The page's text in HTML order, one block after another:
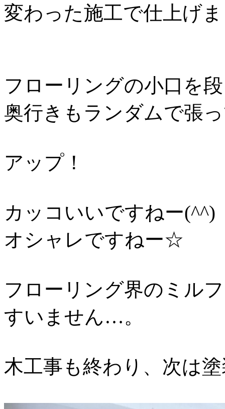
変わった施工で仕上げ
フローリングの小口を
奥行きもランダムで張
アップ！
カッコいいですねー(^^)
オシャレですねー☆
フローリング界のミル
すいません…。
木工事も終わり、次は